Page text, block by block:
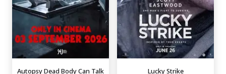
Autopsy Dead Body Can Talk Lucky Strike